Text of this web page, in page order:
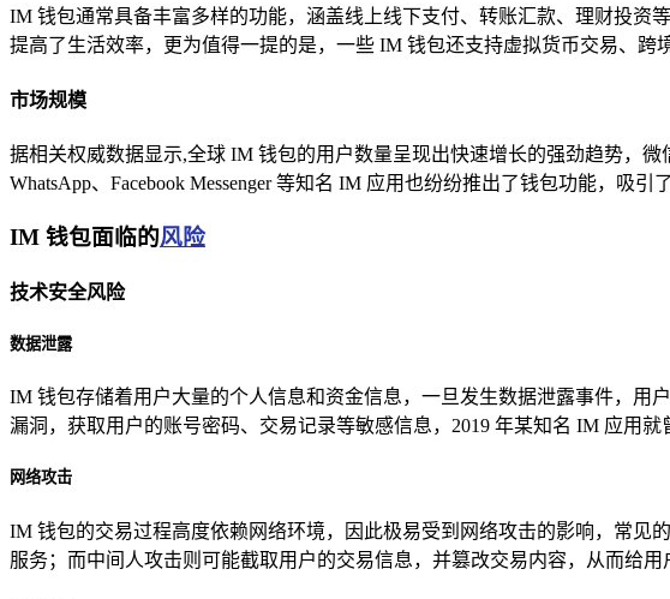
IM 钱包通常具备丰富多样的功能，涵盖线上线下支付、转账汇款、理财投
提高了生活效率，更为值得一提的是，一些 IM 钱包还支持虚拟货币交易、跨
市场规模
据相关权威数据显示,全球 IM 钱包的用户数量呈现出快速增长的强劲趋势，
WhatsApp、Facebook Messenger 等知名 IM 应用也纷纷推出了钱包功能，吸引
IM 钱包面临的风险
技术安全风险
数据泄露
IM 钱包存储着用户大量的个人信息和资金信息，一旦发生数据泄露事件，
漏洞，获取用户的账号密码、交易记录等敏感信息，2019 年某知名 IM 应用
网络攻击
IM 钱包的交易过程高度依赖网络环境，因此极易受到网络攻击的影响，常见
服务；而中间人攻击则可能截取用户的交易信息，并篡改交易内容，从而给用